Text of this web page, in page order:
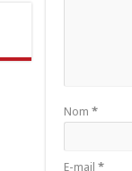
Nom *
E-mail *